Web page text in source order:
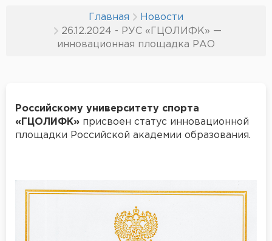
Главная
Новости
26.12.2024 - РУС «ГЦОЛИФК» —
инновационная площадка РАО
Российскому университету спорта
«ГЦОЛИФК» присвоен статус инновационной
площадки Российской академии образования.